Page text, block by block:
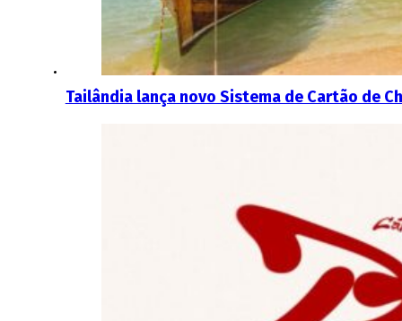
Tailândia lança novo Sistema de Cartão de